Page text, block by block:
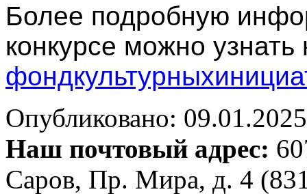
Более подробную
конкурсе можно узнать
Опубликовано:
Наш почтовый адрес:
Саров, Пр. Мира, д. 4